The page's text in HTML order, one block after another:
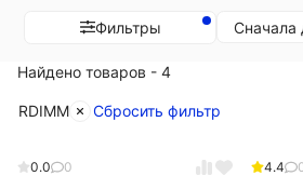
Фильтры
Найдено товаров - 4
RDIMM Сбросить фильтр
0.0
0
4.4